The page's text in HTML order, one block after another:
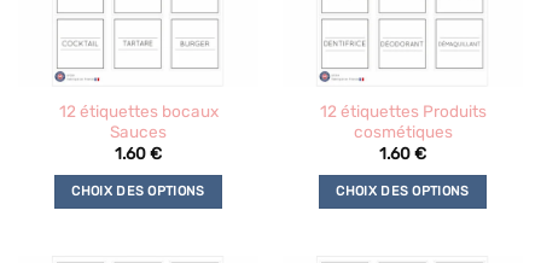
être
choisies
sur
page
du
produit
être
choisies
sur
page
du
produit
12 étiquettes bocaux
Sauces
1.60€
CHOIX DES OPTIONS
12 étiquettes Produits
cosmétiques
1.60€
CHOIX DES OPTIONS